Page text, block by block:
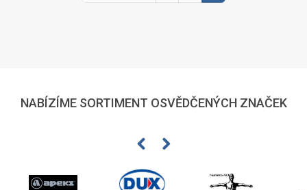
NABÍZÍME SORTIMENT OSVĚDČENÝCH ZNAČEK